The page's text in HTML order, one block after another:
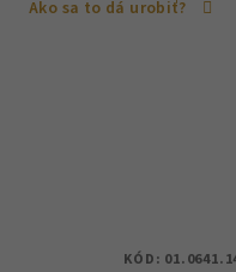
Ako sa to dá urobiť?
KÓD: